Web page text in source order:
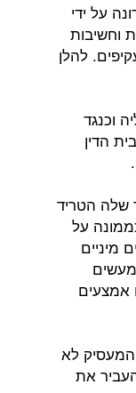
על ידי
וחשיבות
להלן
וכנגד
הדין
שלה הטריד
על
אמצעים
המעסיק לא
את